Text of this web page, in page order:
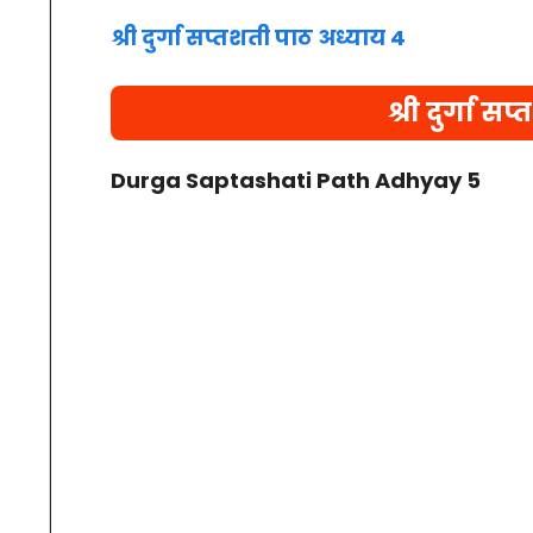
श्री दुर्गा सप्तशती पाठ अध्याय 4
श्री दुर्गा
Durga Saptashati Path Adhyay 5